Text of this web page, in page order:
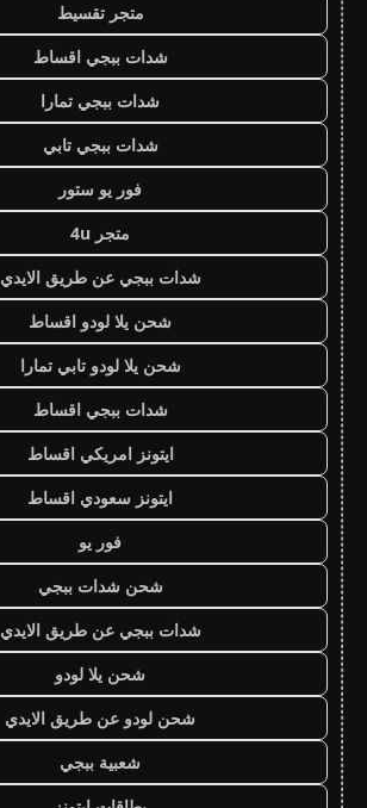
متجر تقسيط
شدات ببجي اقساط
شدات ببجي تمارا
شدات ببجي تابي
فور يو ستور
متجر 4u
شدات ببجي عن طريق الايدي
شحن يلا لودو اقساط
شحن يلا لودو تابي تمارا
شدات ببجي اقساط
ايتونز امريكي اقساط
ايتونز سعودي اقساط
فور يو
شحن شدات ببجي
شدات ببجي عن طريق الايدي
شحن يلا لودو
شحن لودو عن طريق الايدي
شعبية ببجي